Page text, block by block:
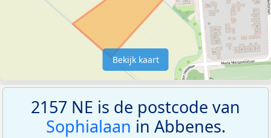
Bekijk kaart
2157 NE is de postcode van
Sophialaan in Abbenes.